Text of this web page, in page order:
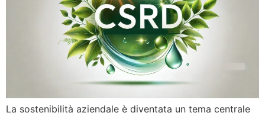
La sostenibilità aziendale è diventata un tema centrale